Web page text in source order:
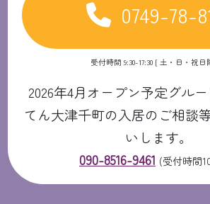
0749-78-
受付時間 9:30-17:30 [ 土・日・祝日
2026年4月オープン予定グル
てん大津千町の入居のご相談
いします。
090-8516-9461 (受付時間